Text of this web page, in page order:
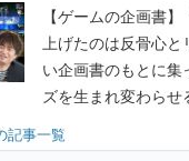
【ゲームの企画書
上げたのは反骨心
い企画書のもとに集
ズを生まれ変わら
記事一覧